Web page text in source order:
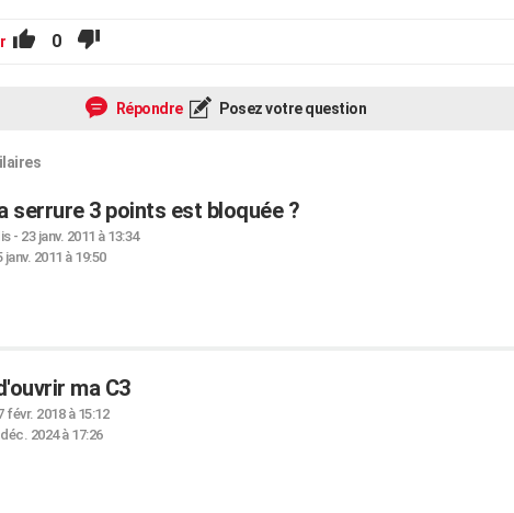
0
Répondre Posez votre question
serrure 3 points est bloquée ?
- 23 janv. 2011 à 13:34
janv. 2011 à 19:50
ma C3
févr. 2018 à 15:12
2024 à 17:26